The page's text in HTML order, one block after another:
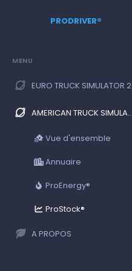
PRODRIVER®
MENU
EURO TRUCK SIMULATOR 2
AMERICAN TRUCK SIMULATOR
Vue d'ensemble
Annuaire
ProEnergy®
ProStock®
A PROPOS